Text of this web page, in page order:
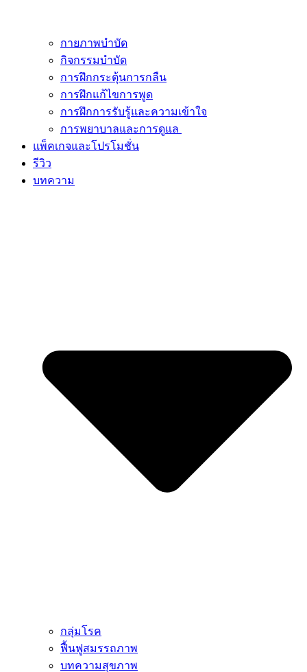
กายภาพบำบัด
กิจกรรมบำบัด
การฝึกกระตุ้นการกลืน
การฝึกแก้ไขการพูด
การฝึกการรับรู้และความเข้าใจ
การพยาบาลและการดูแล
แพ็คเกจและโปรโมชั่น
รีวิว
บทความ
กลุ่มโรค
ฟื้นฟูสมรรถภาพ
บทความสุขภาพ